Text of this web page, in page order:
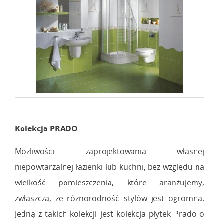
Kolekcja PRADO
Możliwości zaprojektowania własnej
niepowtarzalnej łazienki lub kuchni, bez względu na
wielkość pomieszczenia, które aranżujemy,
zwłaszcza, że różnorodność stylów jest ogromna.
Jedną z takich kolekcji jest kolekcja płytek Prado o